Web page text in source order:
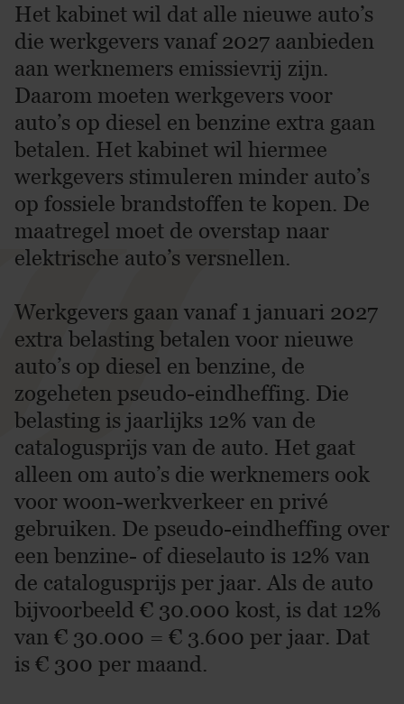
Het kabinet wil dat alle nieuwe auto’s
die werkgevers vanaf 2027 aanbieden
aan werknemers emissievrij zijn.
Daarom moeten werkgevers voor
auto’s op diesel en benzine extra gaan
betalen. Het kabinet wil hiermee
werkgevers stimuleren minder auto’s
op fossiele brandstoffen te kopen. De
maatregel moet de overstap naar
elektrische auto’s versnellen.
Werkgevers gaan vanaf 1 januari 2027
extra belasting betalen voor nieuwe
auto’s op diesel en benzine, de
zogeheten pseudo-eindheffing. Die
belasting is jaarlijks 12% van de
catalogusprijs van de auto. Het gaat
alleen om auto’s die werknemers ook
voor woon-werkverkeer en privé
gebruiken. De pseudo-eindheffing over
een benzine- of dieselauto is 12% van
de catalogusprijs per jaar. Als de auto
bijvoorbeeld € 30.000 kost, is dat 12%
van € 30.000 = € 3.600 per jaar. Dat
is € 300 per maand.